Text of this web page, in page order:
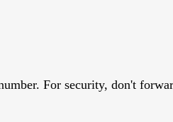
For security, don't